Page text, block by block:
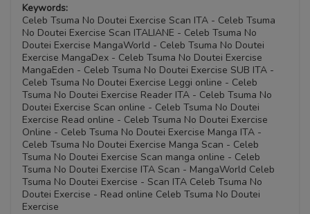
Keywords:
Celeb Tsuma No Doutei Exercise Scan ITA - Celeb Tsuma
No Doutei Exercise Scan ITALIANE - Celeb Tsuma No
Doutei Exercise MangaWorld - Celeb Tsuma No Doutei
Exercise MangaDex - Celeb Tsuma No Doutei Exercise
MangaEden - Celeb Tsuma No Doutei Exercise SUB ITA -
Celeb Tsuma No Doutei Exercise Leggi online - Celeb
Tsuma No Doutei Exercise Reader ITA - Celeb Tsuma No
Doutei Exercise Scan online - Celeb Tsuma No Doutei
Exercise Read online - Celeb Tsuma No Doutei Exercise
Online - Celeb Tsuma No Doutei Exercise Manga ITA -
Celeb Tsuma No Doutei Exercise Manga Scan - Celeb
Tsuma No Doutei Exercise Scan manga online - Celeb
Tsuma No Doutei Exercise ITA Scan - MangaWorld Celeb
Tsuma No Doutei Exercise - Scan ITA Celeb Tsuma No
Doutei Exercise - Read online Celeb Tsuma No Doutei
Exercise